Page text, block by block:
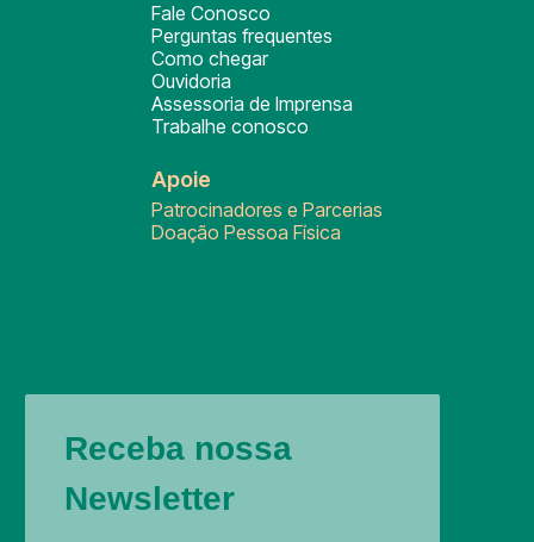
Fale Conosco
Perguntas frequentes
Como chegar
Ouvidoria
Assessoria de Imprensa
Trabalhe conosco
Apoie
Patrocinadores e Parcerias
Doação Pessoa Física